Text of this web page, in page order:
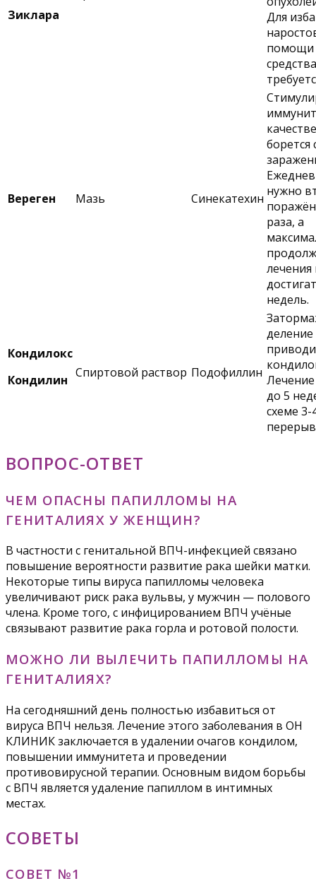
Зиклара
Для
помощи
Вереген Мазь Синекатехин
борется
нужно
раза, а
недель.
Кондилокс
Кондилин Спиртовой раствор Подофиллин
деление
Лечение
до 5
схеме 3-
ВОПРОС-ОТВЕТ
ЧЕМ ОПАСНЫ ПАПИЛЛОМЫ НА
ГЕНИТАЛИЯХ У ЖЕНЩИН?
В частности с генитальной ВПЧ-инфекцией связано
повышение вероятности развитие рака шейки матки.
Некоторые типы вируса папилломы человека
увеличивают риск рака вульвы, у мужчин — полового
члена. Кроме того, с инфицированием ВПЧ учёные
связывают развитие рака горла и ротовой полости.
МОЖНО ЛИ ВЫЛЕЧИТЬ ПАПИЛЛОМЫ НА
ГЕНИТАЛИЯХ?
На сегодняшний день полностью избавиться от
вируса ВПЧ нельзя. Лечение этого заболевания в ОН
КЛИНИК заключается в удалении очагов кондилом,
повышении иммунитета и проведении
противовирусной терапии. Основным видом борьбы
с ВПЧ является удаление папиллом в интимных
местах.
СОВЕТЫ
СОВЕТ №1